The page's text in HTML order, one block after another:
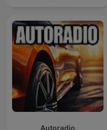
Autoradio